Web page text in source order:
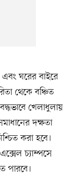
এবং ঘরের বাইরে
থেকে বঞ্চিত
খেলাধুলায়
দক্ষতা
করা হবে।
চ্যাম্পসে
পারবে।